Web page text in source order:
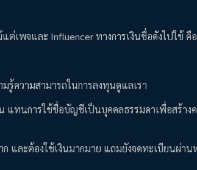
พจและ Influencer ทางการเงินชื่อดังไปใช้ คือ
รู้ความสามารถในการลงทุนดูแลเรา
ทนการใช้ชื่อบัญชีเป็นบุคคลธรรมดาเพื่อสร้าง
และต้องใช้เงินมากมาย แถมยังจดทะเบียนผ่าน